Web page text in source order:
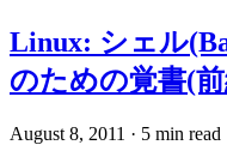
Linux: シェル
のための覚書(
August 8, 2011 · 5 min read